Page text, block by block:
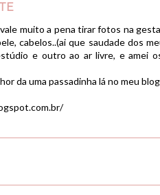
muito a pena tirar fotos na
cabelos..(ai que saudade dos
e outro ao ar livre, e amei
da uma passadinha lá no meu